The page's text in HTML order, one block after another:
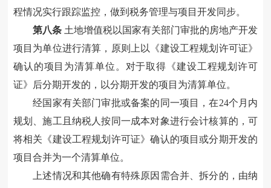
程情况实行跟踪监控，做到税务管理与项目开发同步。
第八条 土地增值税以国家有关部门审批的房地产开发
项目为单位进行清算，原则上以《建设工程规划许可证》
确认 的项目为清算单位。 对于取得《建设工程规划许可
证》后分期开发的，以分期开发的项目为清算单位。
经国家有关部门审批或备案的同一项目，在24个月内
规划、施工且纳税人按同一成本对象进行会计核算的，可
将相关《建设工程规划许可证》确认的项目或分期开发的
项目合并为一个清算单位。
上述情况和其他确有特殊原因需合并、拆分的，由纳